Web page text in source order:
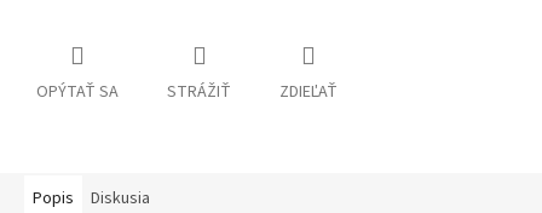
OPÝTAŤ SA STRÁŽIŤ ZDIEĽAŤ
Popis Diskusia